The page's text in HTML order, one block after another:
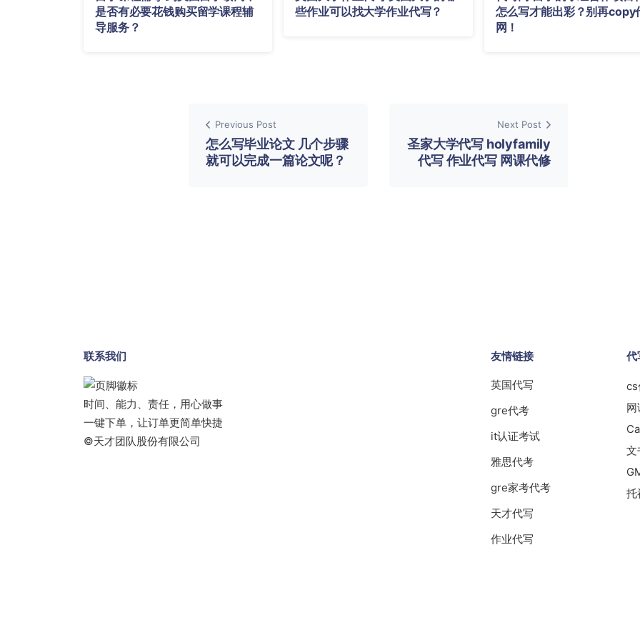
是否有必要花钱购买留学课程辅
导服务？
些作业可以找大学作业代写？
怎么写才能出彩？别再copy
网！
Previous Post
怎么写毕业论文 几个步骤
就可以完成一篇论文呢？
Next Post
圣家大学代写 holyfamily
代写 作业代写 网课代修
联系我们
时间、能力、责任，用心做事
一键下单，让订单更简单快捷
©天才团队股份有限公司
友情链接
英国代写
gre代考
it认证考试
雅思代考
gre家考代考
天才代写
作业代写
代
cs
网
文
托